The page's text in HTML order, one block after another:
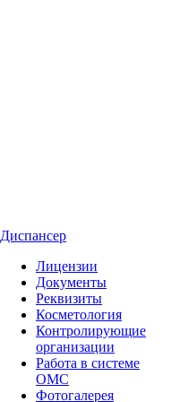
Диспансер
Лицензии
Документы
Реквизиты
Косметология
Контролирующие
организации
Работа в системе
ОМС
Фотогалерея